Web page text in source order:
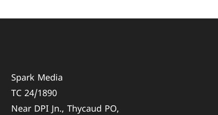
Spark Media
TC 24/1890
Near DPI Jn., Thycaud PO,